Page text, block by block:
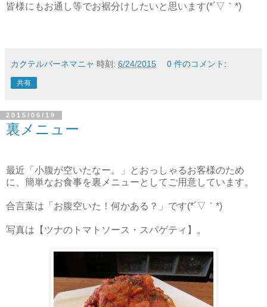
皆様にもお通し等でお裾分けしたいと思います(*´▽｀*)
カクテルバーネマニャ 時刻: 6/24/2015 0 件のコメント:
共有
2015/06/19
裏メニュー
最近「小腹が空いたなー。」とおっしゃるお客様のため
に、簡単なお食事を裏メニューとしてご用意しています。
合言葉は「お腹空いた！何かある？」です(*´▽｀*)
写真は【ツナのトマトソース・スパゲティ】。